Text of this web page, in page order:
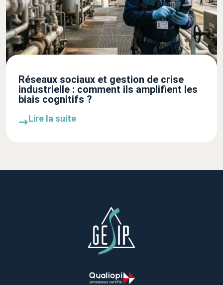
Réseaux sociaux et gestion de crise
industrielle : comment ils amplifient les
biais cognitifs ?
Lire la suite